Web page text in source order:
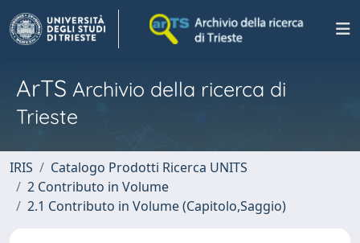
ArTS Archivio della ricerca di
Trieste
IRIS
Catalogo Prodotti Ricerca UNITS
2 Contributo in Volume
2.1 Contributo in Volume (Capitolo,Saggio)